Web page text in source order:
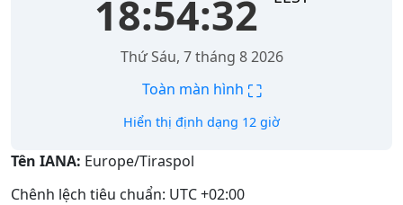
18:54:32
Thứ Sáu, 7 tháng 8 2026
Toàn màn hình ⛶
Hiển thị định dạng 12 giờ
Tên IANA: Europe/Tiraspol
Chênh lệch tiêu chuẩn: UTC +02:00